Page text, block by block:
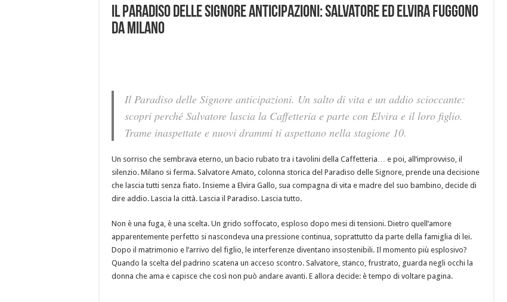
Il Paradiso delle Signore anticipazioni: Salvatore ed Elvira fuggono
da Milano
Il Paradiso delle Signore anticipazioni. Un salto di vita e un addio scioccante:
scopri perché Salvatore lascia la Caffetteria e parte con Elvira e il loro figlio.
Trame inaspettate e nuovi drammi ti aspettano nella stagione 10.
Un sorriso che sembrava eterno, un bacio rubato tra i tavolini della Caffetteria… e poi, all’improvviso, il
silenzio. Milano si ferma. Salvatore Amato, colonna storica del Paradiso delle Signore, prende una decisione
che lascia tutti senza fiato. Insieme a Elvira Gallo, sua compagna di vita e madre del suo bambino, decide di
dire addio. Lascia la città. Lascia il Paradiso. Lascia tutto.
Non è una fuga, è una scelta. Un grido soffocato, esploso dopo mesi di tensioni. Dietro quell’amore
apparentemente perfetto si nascondeva una pressione continua, soprattutto da parte della famiglia di lei.
Dopo il matrimonio e l’arrivo del figlio, le interferenze diventano insostenibili. Il momento più esplosivo?
Quando la scelta del padrino scatena un acceso scontro. Salvatore, stanco, frustrato, guarda negli occhi la
donna che ama e capisce che così non può andare avanti. E allora decide: è tempo di voltare pagina.